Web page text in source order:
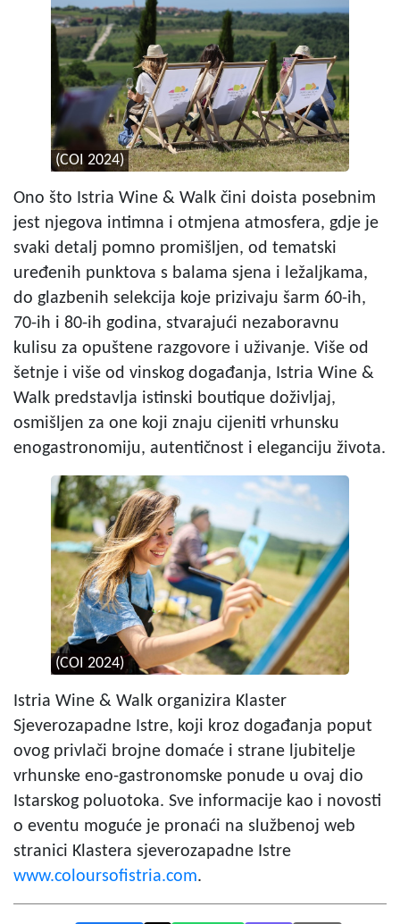
(COI 2024)
Ono što Istria Wine & Walk čini doista posebnim
jest njegova intimna i otmjena atmosfera, gdje je
svaki detalj pomno promišljen, od tematski
uređenih punktova s balama sjena i ležaljkama,
do glazbenih selekcija koje prizivaju šarm 60-ih,
70-ih i 80-ih godina, stvarajući nezaboravnu
kulisu za opuštene razgovore i uživanje. Više od
šetnje i više od vinskog događanja, Istria Wine &
Walk predstavlja istinski boutique doživljaj,
osmišljen za one koji znaju cijeniti vrhunsku
enogastronomiju, autentičnost i eleganciju života.
(COI 2024)
Istria Wine & Walk organizira Klaster
Sjeverozapadne Istre, koji kroz događanja poput
ovog privlači brojne domaće i strane ljubitelje
vrhunske eno-gastronomske ponude u ovaj dio
Istarskog poluotoka. Sve informacije kao i novosti
o eventu moguće je pronaći na službenoj web
stranici Klastera sjeverozapadne Istre
www.coloursofistria.com.